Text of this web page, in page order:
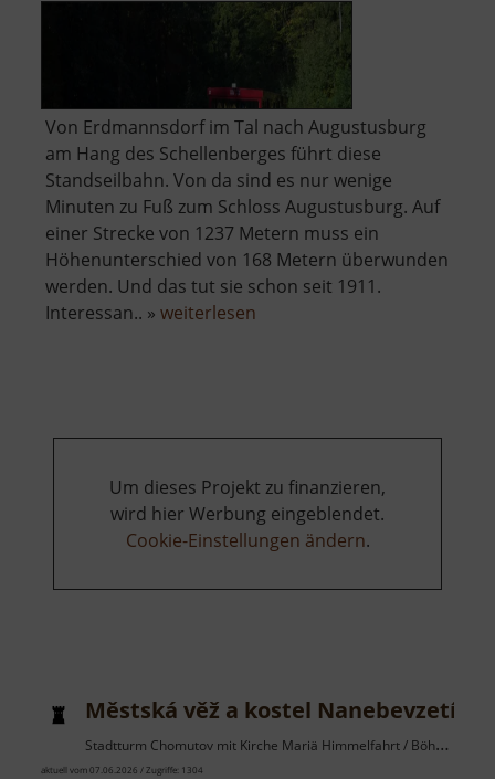
Von Erdmannsdorf im Tal nach Augustusburg
am Hang des Schellenberges führt diese
Standseilbahn. Von da sind es nur wenige
Minuten zu Fuß zum Schloss Augustusburg. Auf
einer Strecke von 1237 Metern muss ein
Höhenunterschied von 168 Metern überwunden
werden. Und das tut sie schon seit 1911.
Interessan.. » weiterlesen
Um dieses Projekt zu finanzieren,
wird hier Werbung eingeblendet.
Cookie-Einstellungen ändern.
Městská věž a kostel Nanebevzetí
Stadtturm Chomutov mit Kirche Mariä Himmelfahrt / Böhmisches Erzgebirge
aktuell vom 07.06.2026 / Zugriffe: 1304